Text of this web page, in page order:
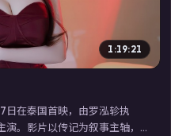
1:19:21
日在泰国首映，由罗泓轸执
。影片以传记为叙事主轴，